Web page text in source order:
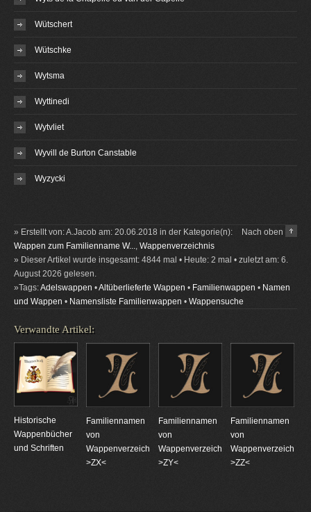
Wütschert
Wütschke
Wytsma
Wyttinedi
Wytvliet
Wyvill de Burton Canstable
Wyzycki
Nach oben
» Erstellt von: A.Jacob am: 20.06.2018 in der Kategorie(n):
Wappen zum Familienname W..., Wappenverzeichnis
» Dieser Artikel wurde insgesamt: 4844 mal • Heute: 2 mal • zuletzt am: 6.
August 2026 gelesen.
»Tags:Adelswappen •Altüberlieferte Wappen • Familienwappen • Namen
und Wappen • Namensliste Familienwappen • Wappensuche
Verwandte Artikel:
Historische
Wappenbücher
und Schriften
Familiennamen
von
Wappenverzeichnungen
>ZX<
Familiennamen
von
Wappenverzeichnungen
>ZY<
Familiennamen
von
>ZZ<